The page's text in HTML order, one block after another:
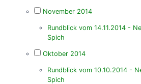
November 2014
Rundblick vom 14.11.2014 -
Spich
Oktober 2014
Rundblick vom 10.10.2014 -
Spich